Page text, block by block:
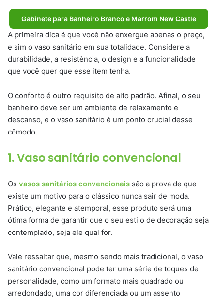
Gabinete para Banheiro Branco e Marrom New Castle
A primeira dica é que você não enxergue apenas o preço,
e sim o vaso sanitário em sua totalidade. Considere a
durabilidade, a resistência, o design e a funcionalidade
que você quer que esse item tenha.
O conforto é outro requisito de alto padrão. Afinal, o seu
banheiro deve ser um ambiente de relaxamento e
descanso, e o vaso sanitário é um ponto crucial desse
cômodo.
1. Vaso sanitário convencional
Os vasos sanitários convencionais são a prova de que
existe um motivo para o clássico nunca sair de moda.
Prático, elegante e atemporal, esse produto será uma
ótima forma de garantir que o seu estilo de decoração seja
contemplado, seja ele qual for.
Vale ressaltar que, mesmo sendo mais tradicional, o vaso
sanitário convencional pode ter uma série de toques de
personalidade, como um formato mais quadrado ou
arredondado, uma cor diferenciada ou um assento